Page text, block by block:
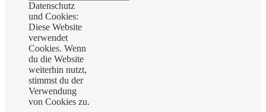
Datenschutz
und Cookies:
Diese Website
verwendet
Cookies. Wenn
du die Website
weiterhin nutzt,
stimmst du der
Verwendung
von Cookies zu.